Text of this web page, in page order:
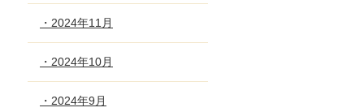
・2024年11月
・2024年10月
・2024年9月